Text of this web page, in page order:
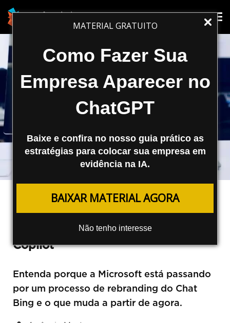
MATERIAL GRATUITO
Como Fazer Sua
Empresa Aparecer no
ChatGPT
Baixe e confira no nosso guia prático as
estratégias para colocar sua empresa em
evidência na IA.
BAIXAR MATERIAL AGORA
Não tenho interesse
Fim do Bing Chat: Microsoft
Renomeia o buscador com IA para
Copilot
Entenda porque a Microsoft está passando
por um processo de rebranding do Chat
Bing e o que muda a partir de agora.